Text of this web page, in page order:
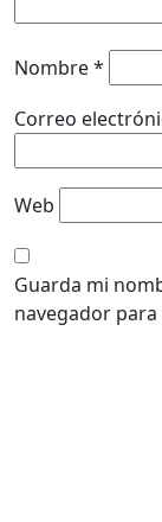
Nombre*
Correo
Web
Guarda mi
navegador